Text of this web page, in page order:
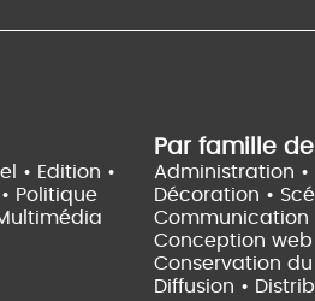
• Edition •
Politique
Par famille
Administration •
Décoration •
Communication
Conception web
Conservation
Diffusion •